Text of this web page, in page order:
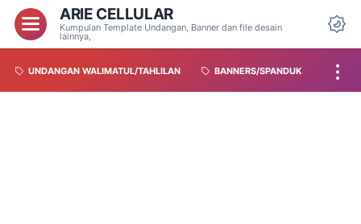
ARIE CELLULAR
Kumpulan Template Undangan, Banner dan file desain
lainnya,
UNDANGAN WALIMATUL/TAHLILAN BANNERS/SPANDUK